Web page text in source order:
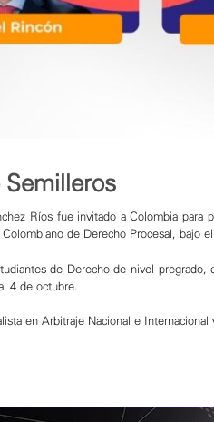
Semilleros
Ríos fue invitado a Colombia
de Derecho Procesal,
de Derecho de nivel
4 de octubre.
en Arbitraje Nacional e